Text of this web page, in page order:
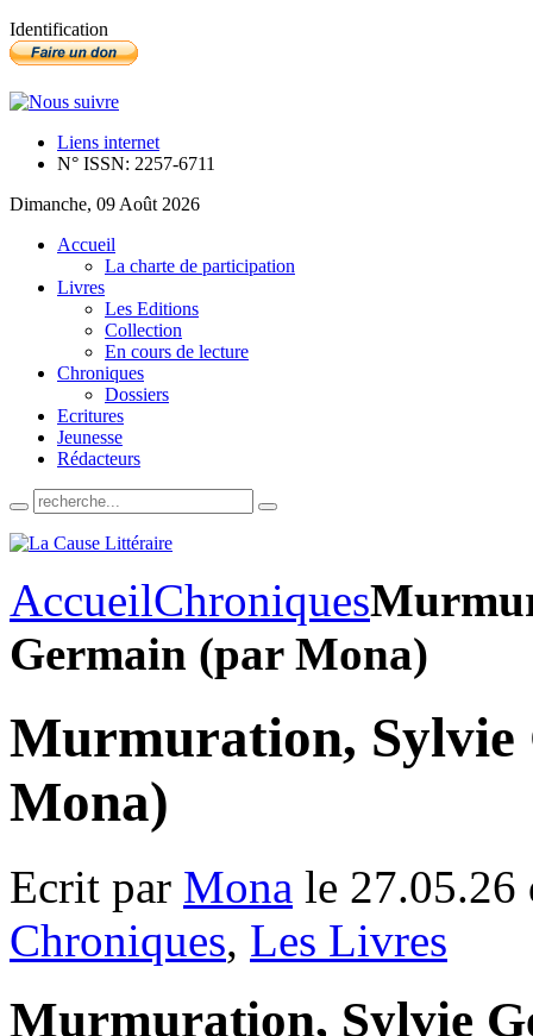
Identification
Liens internet
N° ISSN: 2257-6711
Dimanche, 09 Août 2026
Accueil
La charte de participation
Livres
Les Editions
Collection
En cours de lecture
Chroniques
Dossiers
Ecritures
Jeunesse
Rédacteurs
AccueilChroniques
Germain (par Mona)
Murmuration, Sylvie
Mona)
Ecrit par Mona le 27.05.26
Chroniques, Les Livres
Murmuration, Sylvie